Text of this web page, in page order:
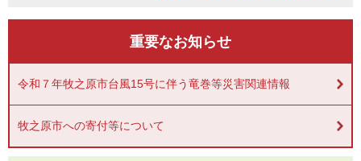
重要なお知らせ
令和７年牧之原市台風15号に伴う竜巻等災害関連情報
牧之原市への寄付等について